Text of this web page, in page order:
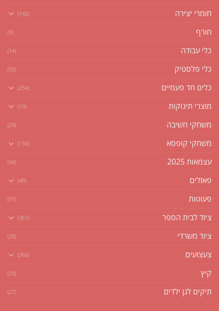
חומרי יצירה (142)
חורף (9)
כלי עבודה (14)
כלי פלסטיק (55)
כלים חד פעמיים (254)
מוצרי תינוקות (19)
משחקי חשיבה (29)
משחקי קופסא (150)
עצמאות 2025 (44)
פאזלים (49)
פעוטות (97)
ציוד לבית הספר (361)
ציוד משרדי (25)
צעצועים (368)
קיץ (25)
תיקים לגן ילדים (27)